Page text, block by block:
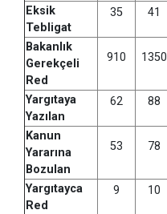
Eksik
Tebligat
35 41
Bakanlık
Gerekçeli
Red
910 1350
Yargıtaya
Yazılan
62 88
Kanun
Yararına
Bozulan
53 78
Yargıtayca
Red
9 10